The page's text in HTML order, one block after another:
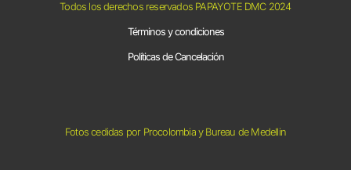
Todos los derechos reservados PAPAYOTE DMC 2024
Términos y condiciones
Políticas de Cancelación
Fotos cedidas por Procolombia y Bureau de Medellin